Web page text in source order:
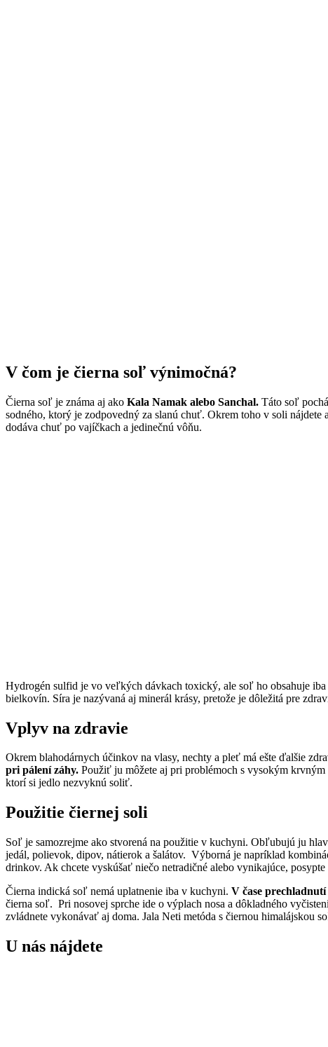
V čom je čierna soľ výnimočná?
Čierna soľ je známa aj ako Kala Namak alebo Sanchal. Táto soľ
sodného, ktorý je zodpovedný za slanú chuť. Okrem toho v soli nájdete
dodáva chuť po vajíčkach a jedinečnú vôňu.
Hydrogén sulfid je vo veľkých dávkach toxický, ale soľ ho obsahuje
bielkovín. Síra je nazývaná aj minerál krásy, pretože je dôležitá pre
Vplyv na zdravie
Okrem blahodárnych účinkov na vlasy, nechty a pleť má ešte ďalšie
pri pálení záhy. Použiť ju môžete aj pri problémoch s vysokým
ktorí si jedlo nezvyknú soliť.
Použitie čiernej soli
Soľ je samozrejme ako stvorená na použitie v kuchyni. Obľubujú ju
jedál, polievok, dipov, nátierok a šalátov. Výborná je napríklad
drinkov. Ak chcete vyskúšať niečo netradičné alebo vynikajúce,
Čierna indická soľ nemá uplatnenie iba v kuchyni. V čase
čierna soľ. Pri nosovej sprche ide o výplach nosa a dôkladného
zvládnete vykonávať aj doma. Jala Neti metóda s čiernou himalájskou
U nás nájdete